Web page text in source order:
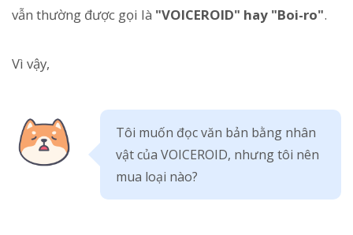
vẫn thường được gọi là "VOICEROID" hay "Boi-ro".
Vì vậy,
Tôi muốn đọc văn bản bằng nhân
vật của VOICEROID, nhưng tôi nên
mua loại nào?